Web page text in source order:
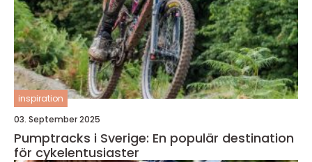
inspiration
03. September 2025
Pumptracks i Sverige: En populär destination
för cykelentusiaster